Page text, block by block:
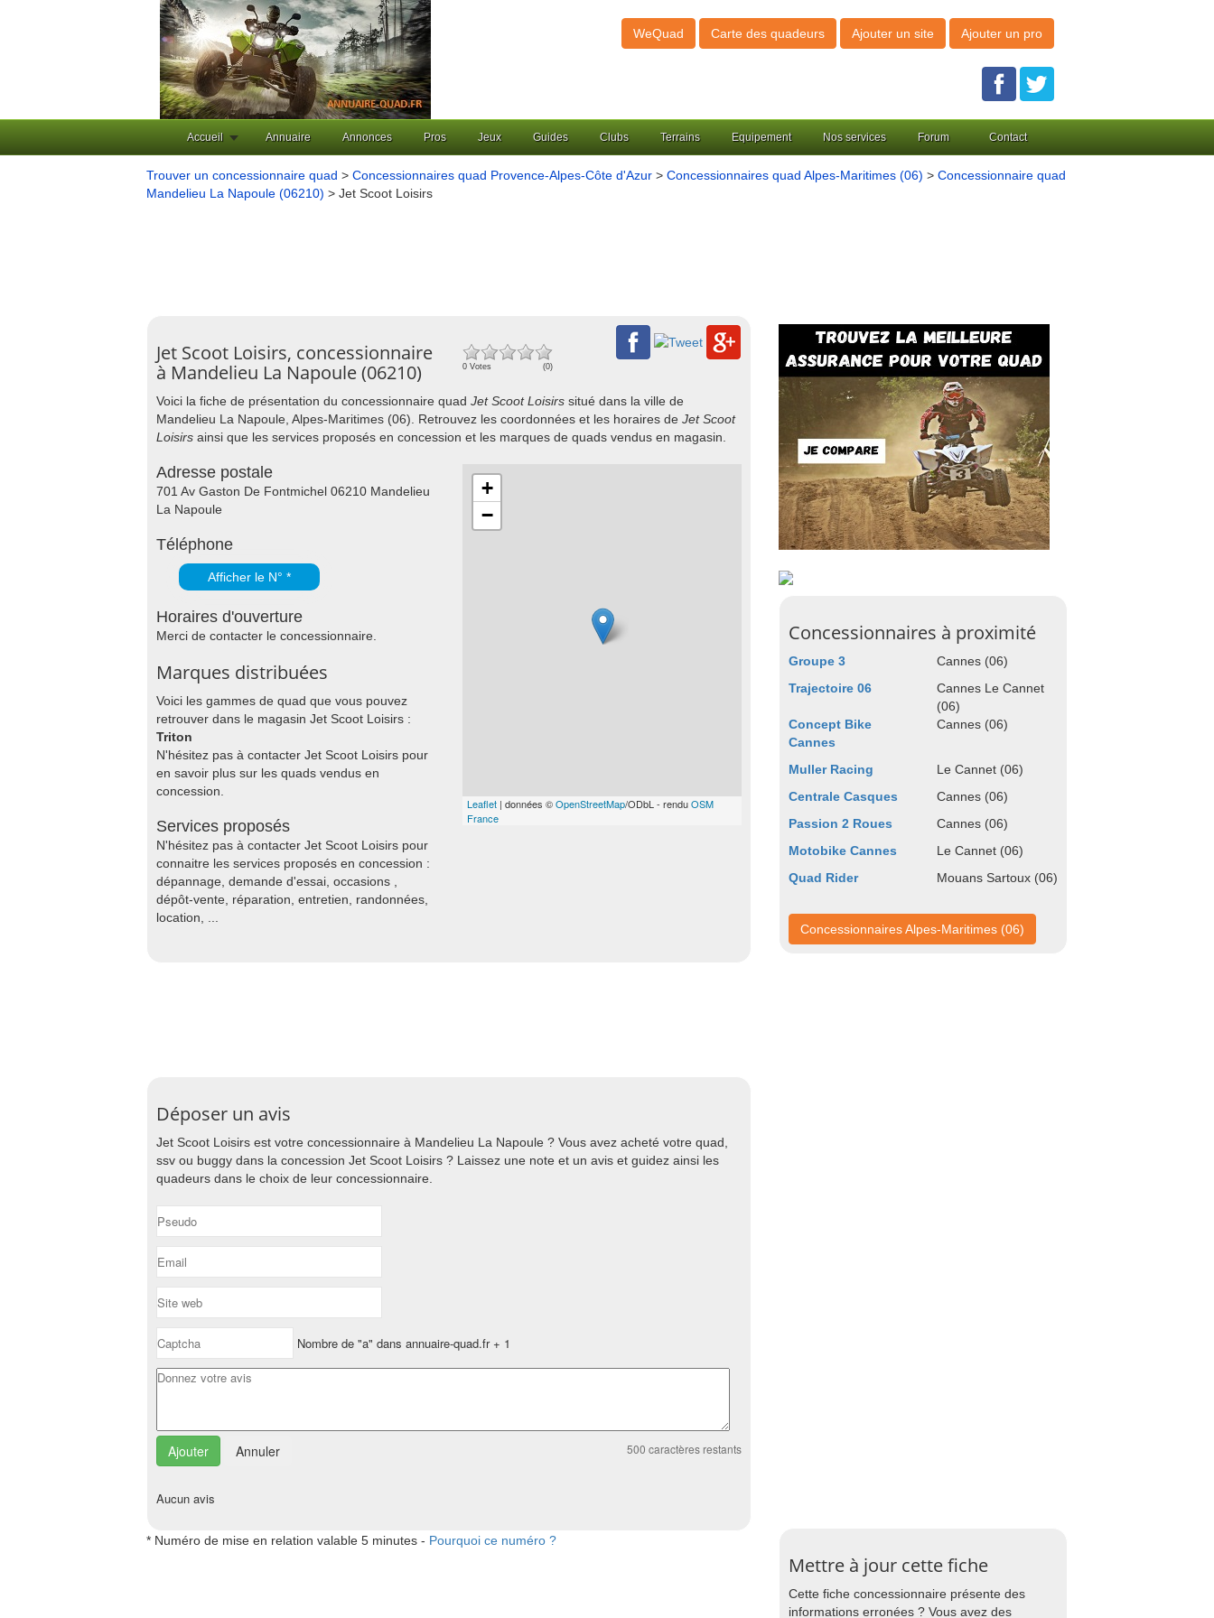
WeQuad Carte des quadeurs Ajouter un site Ajouter un pro
Accueil Annuaire Annonces Pros Jeux Guides Clubs Terrains Equipement Nos services Forum Contact
Trouver un concessionnaire quad > Concessionnaires quad Provence-Alpes-Côte d'Azur > Concessionnaires quad Alpes-Maritimes (06) > Concessionnaire quad
Mandelieu La Napoule (06210) > Jet Scoot Loisirs
Jet Scoot Loisirs, concessionnaire
à Mandelieu La Napoule (06210)
0 Votes (0)
Voici la fiche de présentation du concessionnaire quad Jet Scoot Loisirs situé dans la ville de
Mandelieu La Napoule, Alpes-Maritimes (06). Retrouvez les coordonnées et les horaires de Jet Scoot
Loisirs ainsi que les services proposés en concession et les marques de quads vendus en magasin.
Adresse postale
701 Av Gaston De Fontmichel 06210 Mandelieu
La Napoule
Téléphone
Afficher le N° *
Horaires d'ouverture
Merci de contacter le concessionnaire.
Marques distribuées
Voici les gammes de quad que vous pouvez
retrouver dans le magasin Jet Scoot Loisirs :
Triton
N'hésitez pas à contacter Jet Scoot Loisirs pour
en savoir plus sur les quads vendus en
concession.
Services proposés
N'hésitez pas à contacter Jet Scoot Loisirs pour
connaitre les services proposés en concession :
dépannage, demande d'essai, occasions ,
dépôt-vente, réparation, entretien, randonnées,
location, ...
+
−
Leaflet | données ©OpenStreetMap/ODbL - renduOSM
France
Déposer un avis
Jet Scoot Loisirs est votre concessionnaire à Mandelieu La Napoule ? Vous avez acheté votre quad,
ssv ou buggy dans la concession Jet Scoot Loisirs ? Laissez une note et un avis et guidez ainsi les
quadeurs dans le choix de leur concessionnaire.
Nombre de "a" dans annuaire-quad.fr + 1
Annuler 500 caractères restants
Aucun avis
* Numéro de mise en relation valable 5 minutes - Pourquoi ce numéro ?
Concessionnaires à proximité
Groupe 3
Cannes (06)
Trajectoire 06
Cannes Le Cannet
(06)
Concept Bike
Cannes
Cannes (06)
Muller Racing
Le Cannet (06)
Centrale Casques
Cannes (06)
Passion 2 Roues
Cannes (06)
Motobike Cannes
Le Cannet (06)
Quad Rider
Mouans Sartoux (06)
Concessionnaires Alpes-Maritimes (06)
Mettre à jour cette fiche
Cette fiche concessionnaire présente des
informations erronées ? Vous avez des